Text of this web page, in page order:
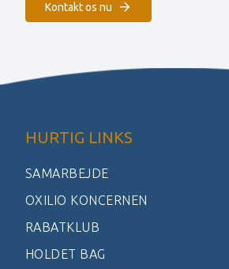
Kontakt os nu
HURTIG LINKS
SAMARBEJDE
OXILIO KONCERNEN
RABATKLUB
HOLDET BAG